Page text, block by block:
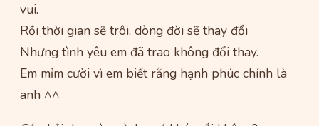
vui.
Rồi thời gian sẽ trôi, dòng đời sẽ thay đổi
Nhưng tình yêu em đã trao không đổi thay.
Em mỉm cười vì em biết rằng hạnh phúc chính là
anh ^^